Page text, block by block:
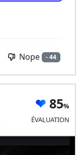
Nope - 44
85
ÉVALUATION